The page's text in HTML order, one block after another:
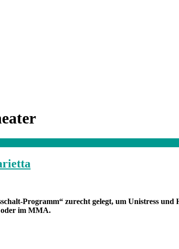
Programm“ zurecht gelegt, um Unistress
oder im MMA.